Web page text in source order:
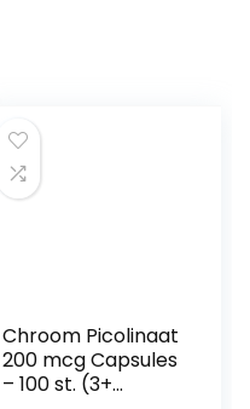
Chroom Picolinaat
200 mcg Capsules
– 100 st. (3+